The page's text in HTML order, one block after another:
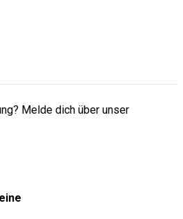
Melde dich über unser